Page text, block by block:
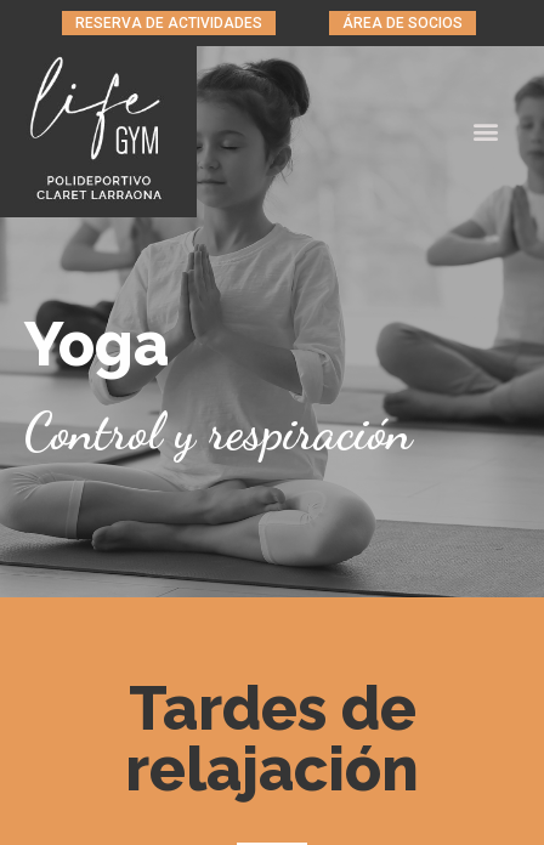
RESERVA DE ACTIVIDADES ÁREA DE SOCIOS
Yoga infantil tardes
Yoga
Control y respiración
Tardes de
relajación